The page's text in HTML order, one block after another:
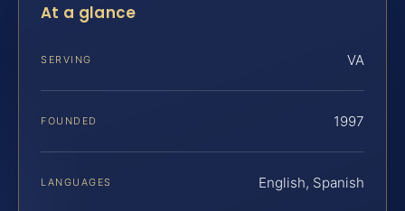
At a glance
SERVING VA
FOUNDED 1997
LANGUAGES English, Spanish